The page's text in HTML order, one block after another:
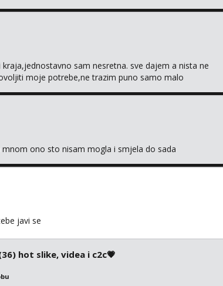
sam nesretna. sve dajem a nista ne
moje potrebe,ne trazim puno samo malo
ono sto nisam mogla i smjela do sada
javi se
hot slike, videa i c2c💗